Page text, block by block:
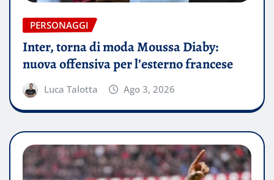
PERSONAGGI
Inter, torna di moda Moussa Diaby:
nuova offensiva per l’esterno francese
Luca Talotta Ago 3, 2026